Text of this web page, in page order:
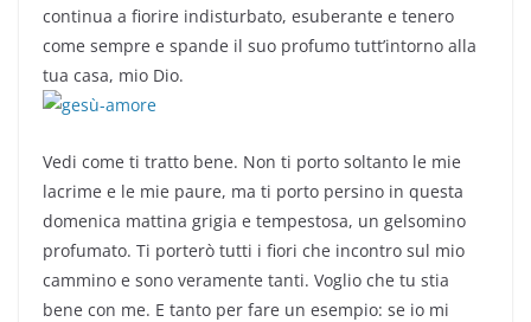
continua a fiorire indisturbato, esuberante e tenero
come sempre e spande il suo profumo tutt’intorno alla
tua casa, mio Dio.
Vedi come ti tratto bene. Non ti porto soltanto le mie
lacrime e le mie paure, ma ti porto persino in questa
domenica mattina grigia e tempestosa, un gelsomino
profumato. Ti porterò tutti i fiori che incontro sul mio
cammino e sono veramente tanti. Voglio che tu stia
bene con me. E tanto per fare un esempio: se io mi